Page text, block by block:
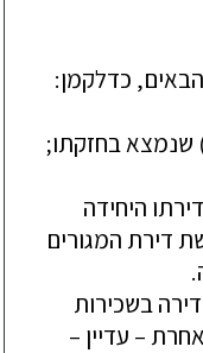
כדלקמן:
שנמצא בחזקתו;
היחידה
ם
.
בשכירות
עדיין –